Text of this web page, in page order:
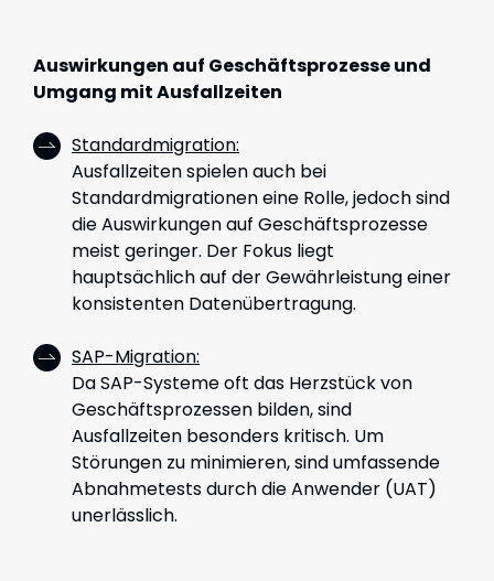
Auswirkungen auf Geschäftsprozesse und
Umgang mit Ausfallzeiten
Standardmigration:
Ausfallzeiten spielen auch bei
Standardmigrationen eine Rolle, jedoch sind
die Auswirkungen auf Geschäftsprozesse
meist geringer. Der Fokus liegt
hauptsächlich auf der Gewährleistung einer
konsistenten Datenübertragung.
SAP-Migration:
Da SAP-Systeme oft das Herzstück von
Geschäftsprozessen bilden, sind
Ausfallzeiten besonders kritisch. Um
Störungen zu minimieren, sind umfassende
Abnahmetests durch die Anwender (UAT)
unerlässlich.